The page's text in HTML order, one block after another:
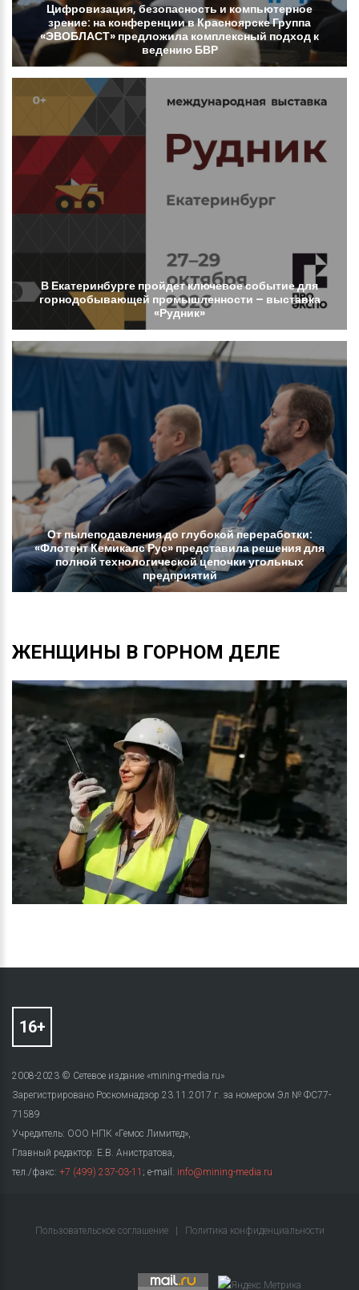
Цифровизация, безопасность и компьютерное
зрение: на конференциивКрасноярскеГруппа
«ЭВОБЛАСТ» предложила комплексный подход к
ведению БВР
В Екатеринбурге пройдетключевоесобытиедля
горнодобывающей промышленности – выставка
«Рудник»
Отпылеподавлениядо глубокойпереработки:
«ФлотентКемикалсРус»представиларешениядля
полнойтехнологическойцепочкиугольных
предприятий
ЖЕНЩИНЫ В ГОРНОМ ДЕЛЕ
2008-2023 © Сетевое издание «mining-media.ru»
Зарегистрировано Роскомнадзор 23.11.2017 г. за номером Эл № ФС77-
71589
Учредитель: ООО НПК «Гемос Лимитед»,
Главный редактор: Е.В. Анистратова,
тел./факс: +7 (499) 237-03-11 ; e-mail: info@mining-media.ru
Пользовательское соглашение Политика конфиденциальности